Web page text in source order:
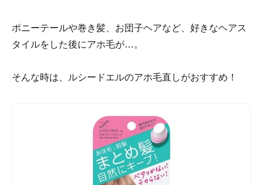
ポニーテールや巻き髪、お団子ヘアなど、好きなヘアス
タイルをした後にアホ毛が…。
そんな時は、ルシードエルのアホ毛直しがおすすめ！